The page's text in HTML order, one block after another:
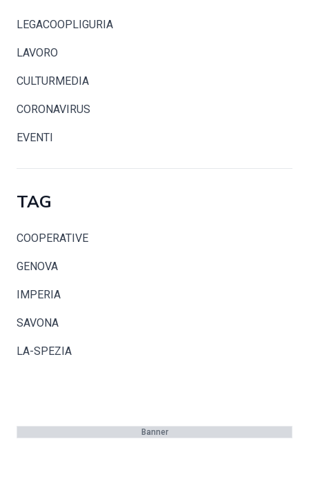
LEGACOOPLIGURIA
LAVORO
CULTURMEDIA
CORONAVIRUS
EVENTI
TAG
COOPERATIVE
GENOVA
IMPERIA
SAVONA
LA-SPEZIA
Banner